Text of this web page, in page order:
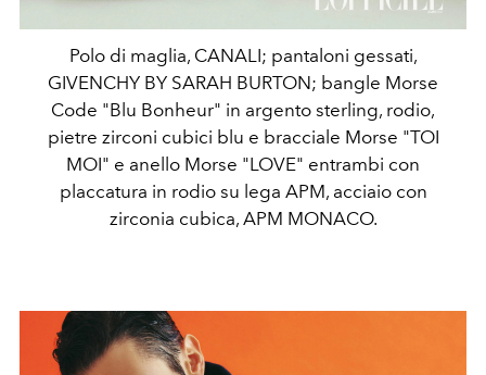
Polo di maglia, CANALI; pantaloni gessati,
GIVENCHY BY SARAH BURTON; bangle Morse
Code "Blu Bonheur" in argento sterling, rodio,
pietre zirconi cubici blu e bracciale Morse "TOI
MOI" e anello Morse "LOVE" entrambi con
placcatura in rodio su lega APM, acciaio con
zirconia cubica, APM MONACO.